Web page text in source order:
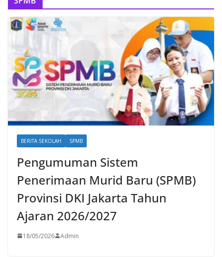
BERITA SEKOLAH SPMB
Pengumuman Sistem
Penerimaan Murid Baru (SPMB)
Provinsi DKI Jakarta Tahun
Ajaran 2026/2027
18/05/2026 Admin